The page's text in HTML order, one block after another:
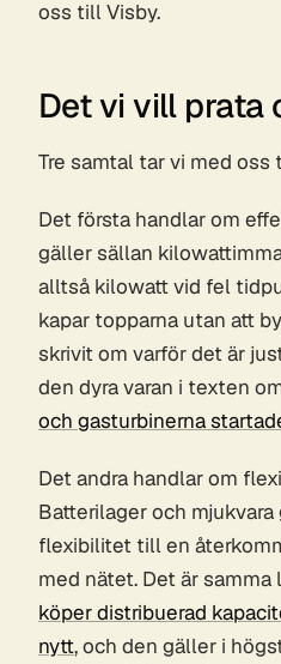
oss till Visby.
Det vi vill prata
Tre samtal tar vi med
Det första handlar om
gäller sällan
alltså kilowatt vid fel
kapar topparna utan att
skrivit om varför det är
den dyra varan i texten
och gasturbinerna
Det andra handlar om
Batterilager och
flexibilitet till en
med nätet. Det är
köper distribuerad
nytt, och den gäller i